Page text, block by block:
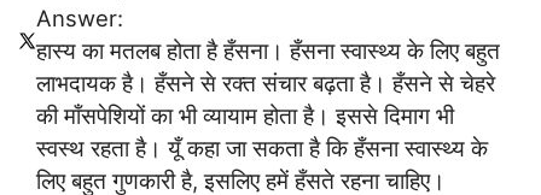
Answer:
हास्य का मतलब होता है हँसना। हँसना स्वास्थ्य के लिए बहुत
लाभदायक है। हँसने से रक्त संचार बढ़ता है। हँसने से चेहरे
की माँसपेशियों का भी व्यायाम होता है। इससे दिमाग भी
स्वस्थ रहता है। यूँ कहा जा सकता है कि हँसना स्वास्थ्य के
लिए बहुत गुणकारी है, इसलिए हमें हँसते रहना चाहिए।